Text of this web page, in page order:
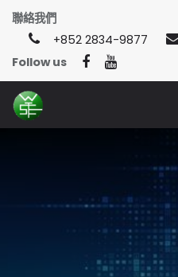
聯絡我們
+852 2834-9877
Follow us